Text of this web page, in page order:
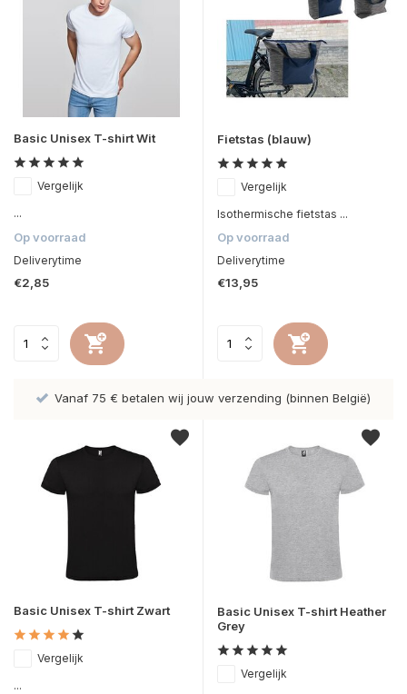
Basic Unisex T-shirt Wit
Vergelijk
...
Op voorraad
Deliverytime
€2,85
Fietstas (blauw)
Vergelijk
Isothermische fietstas ...
Op voorraad
Deliverytime
€13,95
Vanaf 75 € betalen wij jouw verzending (binnen België)
Basic Unisex T-shirt Zwart
Vergelijk
...
Basic Unisex T-shirt Heather
Grey
Vergelijk